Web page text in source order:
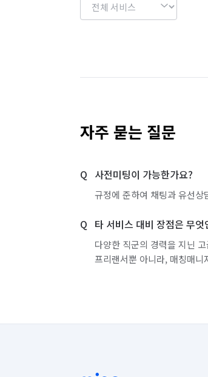
자주 묻는 질문
사전미팅이 가능한가요?
규정에 준하여 채팅과 유선
타 서비스 대비 장점은 무엇
다양한 직군의 경력을 지닌
프리랜서뿐 아니라, 매칭매